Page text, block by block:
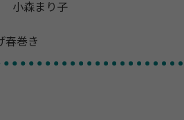
小森まり子
春巻き